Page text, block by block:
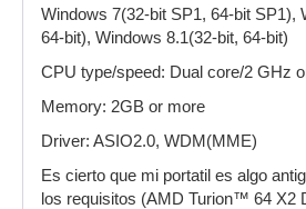
Windows 7(32-bit SP1, 64-bit SP1),
64-bit), Windows 8.1(32-bit, 64-bit)
CPU type/speed: Dual core/2 GHz
Memory: 2GB or more
Driver: ASIO2.0, WDM(MME)
Es cierto que mi portatil es algo
los requisitos (AMD Turion™ 64 X2